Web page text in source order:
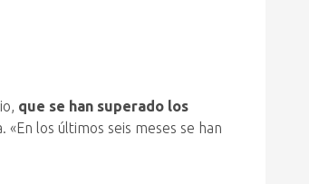
que se han superado los
los últimos seis meses se han